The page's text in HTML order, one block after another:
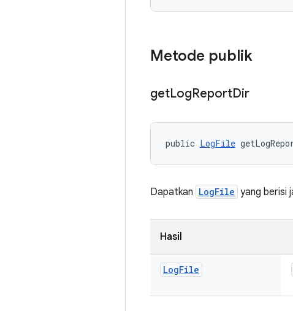
Metode publik
getLogReportDir
public LogFile
Dapatkan LogFile yang berisi
Hasil
LogFile